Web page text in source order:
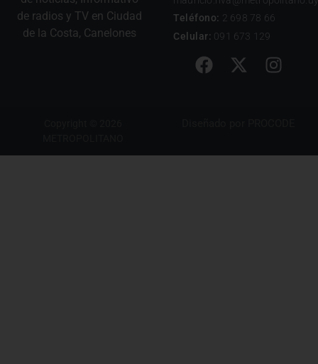
de radios y TV en Ciudad
de la Costa, Canelones
Teléfono: 2 698 78 66
Celular: 091 673 129